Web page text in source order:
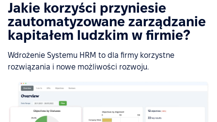
Jakie korzyści przyniesie
zautomatyzowane zarządzanie
kapitałem ludzkim w firmie?
Wdrożenie Systemu HRM to dla firmy korzystne
rozwiązania i nowe możliwości rozwoju.